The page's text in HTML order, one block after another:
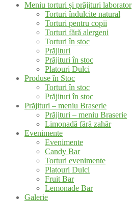
Meniu torturi și prăjituri laborator
Torturi îndulcite natural
Torturi pentru copii
Torturi fără alergeni
Torturi în stoc
Prăjituri
Prăjituri în stoc
Platouri Dulci
Produse în Stoc
Torturi în stoc
Prăjituri în stoc
Prăjituri – meniu Braserie
Prăjituri – meniu Braserie
Limonadă fără zahăr
Evenimente
Evenimente
Candy Bar
Torturi evenimente
Platouri Dulci
Fruit Bar
Lemonade Bar
Galerie